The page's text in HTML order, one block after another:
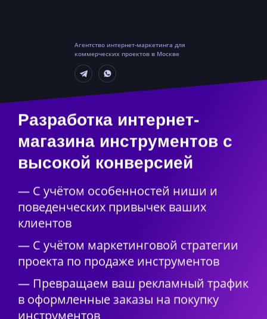
Агентство интернет-маркетинга для
коммерческих проектов в Москве
Разработка интернет-
магазина инструментов с
высокой конверсией
— С учётом особенностей ниши и
поведенческих привычек ваших
клиентов
— С учётом маркетинговой стратегии
проекта по продаже инструментов
— Превращаем ваш рекламный трафик
в оформленные заказы на покупку
инструментов